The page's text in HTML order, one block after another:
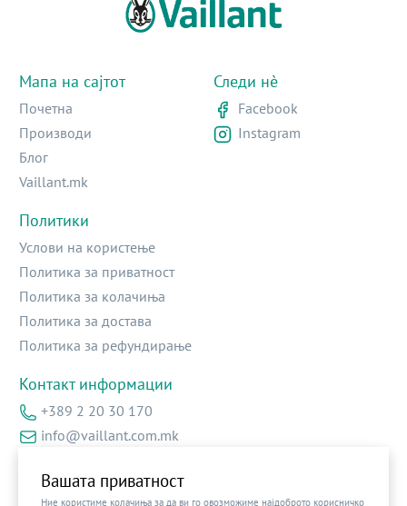
Вашата приватност
Ние користиме колачиња за да ви го овозможиме најдоброто корисничко
Мапа на сајтот
Почетна
Производи
Блог
Vaillant.mk
Политики
Услови на користење
Политика за приватност
Политика за колачиња
Политика за достава
Политика за рефундирање
Контакт информации
+389 2 20 30 170
info@vaillant.com.mk
Следи нè
Facebook
Instagram